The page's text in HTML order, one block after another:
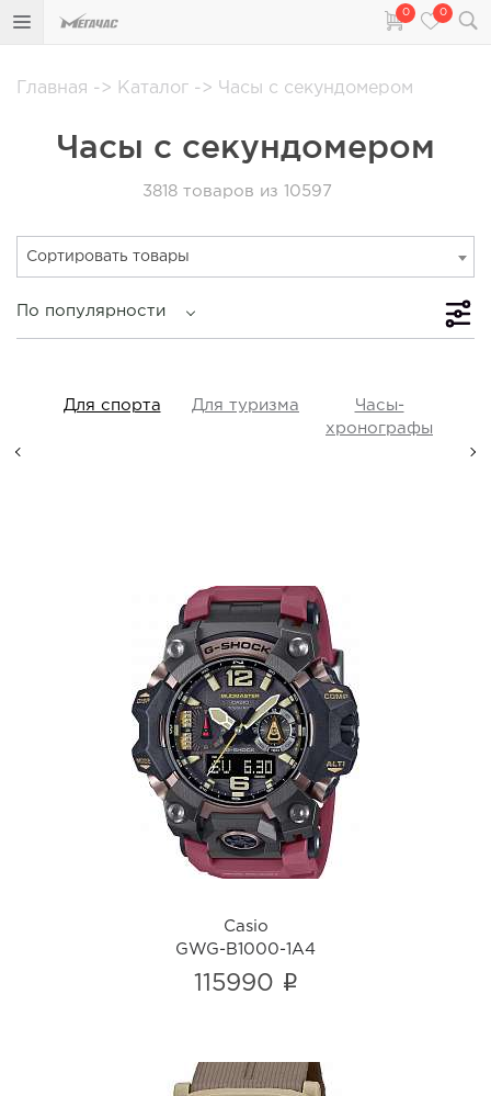
0 0
Главная -> Каталог -> Часы с секундомером
Часы с секундомером
3818товаров из 10597
Сортировать товары
По популярности
Для спорта Для туризма
Часы-
хронографы
Casio
GWG-B1000-1A4
i
Casio
GWG-B1000-1A4
115990 i